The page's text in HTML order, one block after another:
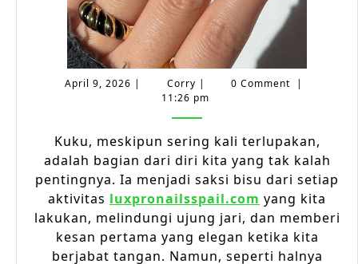
April 9, 2026April
| CorryCorry
| 0 Comment
|
11:26 pm
Kuku, meskipun sering kali terlupakan,
adalah bagian dari diri kita yang tak kalah
pentingnya. Ia menjadi saksi bisu dari setiap
aktivitas luxpronailsspail.com yang kita
lakukan, melindungi ujung jari, dan memberi
kesan pertama yang elegan ketika kita
berjabat tangan. Namun, seperti halnya